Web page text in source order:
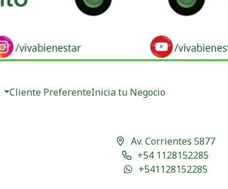
Cliente PreferenteInicia tu Negocio
Av. Corrientes 5877
+54 1128152285
+541128152285